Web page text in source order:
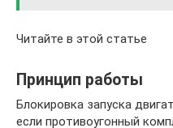
Читайте в этой статье
Принцип работы
Блокировка запуска
если противоугонный